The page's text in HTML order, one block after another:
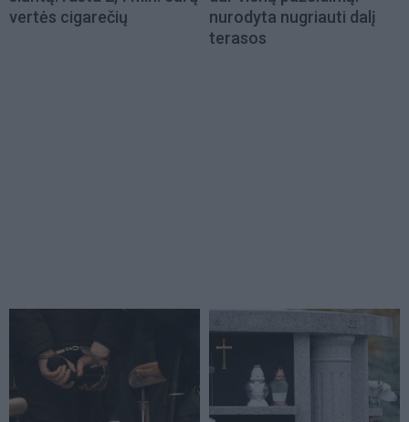
vertės cigarečių
nurodyta nugriauti dalį
terasos